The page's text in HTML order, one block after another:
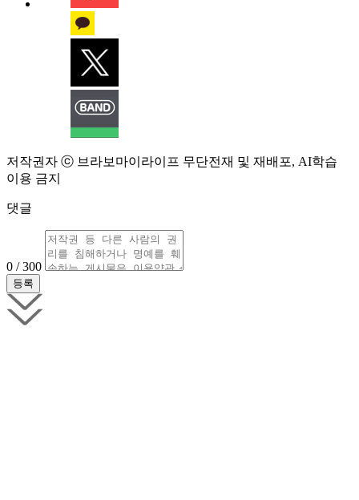
저작권자 ⓒ 브라보마이라이프 무단전재 및 재배포, AI학습
이용 금지
댓글
0 / 300